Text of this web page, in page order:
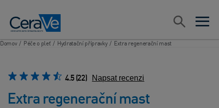
open
open
Vyhledávat
Domov / Péče o pleť / Hydratační přípravky / Extra regenerační mast
4.5 (22) Napsat recenzi
Extra regenerační mast